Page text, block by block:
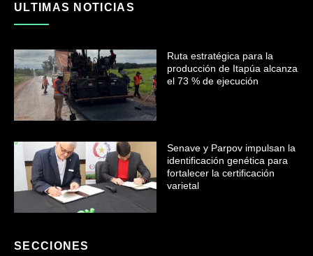
ULTIMAS NOTICIAS
Ruta estratégica para la
producción de Itapúa alcanza
el 73 % de ejecución
Senave y Parpov impulsan la
identificación genética para
fortalecer la certificación
varietal
SECCIONES